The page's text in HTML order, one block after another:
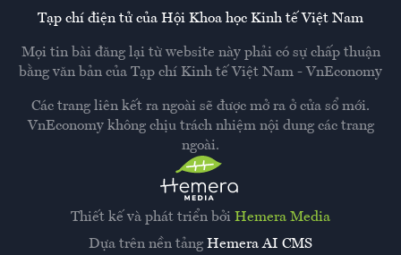
Thiết kế và phát triển bởi Hemera Media
Dựa trên nền tảng Hemera AI CMS
Tạp chí điện tử của Hội Khoa học Kinh tế Việt Nam
Mọi tin bài đăng lại từ website này phải có sự chấp thuận
bằng văn bản của Tạp chí Kinh tế Việt Nam - VnEconomy
Các trang liên kết ra ngoài sẽ được mở ra ở cửa sổ mới.
VnEconomy không chịu trách nhiệm nội dung các trang
ngoài.